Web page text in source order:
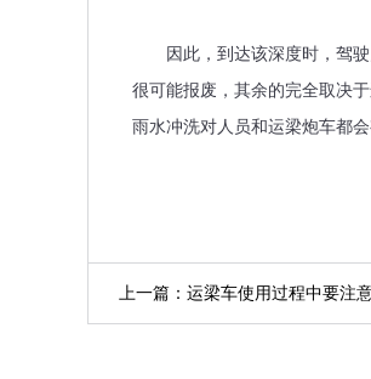
因此，到达该深度时，驾驶
很可能报废，其余的完全取决
雨水冲洗对人员和运梁炮车都会
上一篇：运梁车使用过程中要注